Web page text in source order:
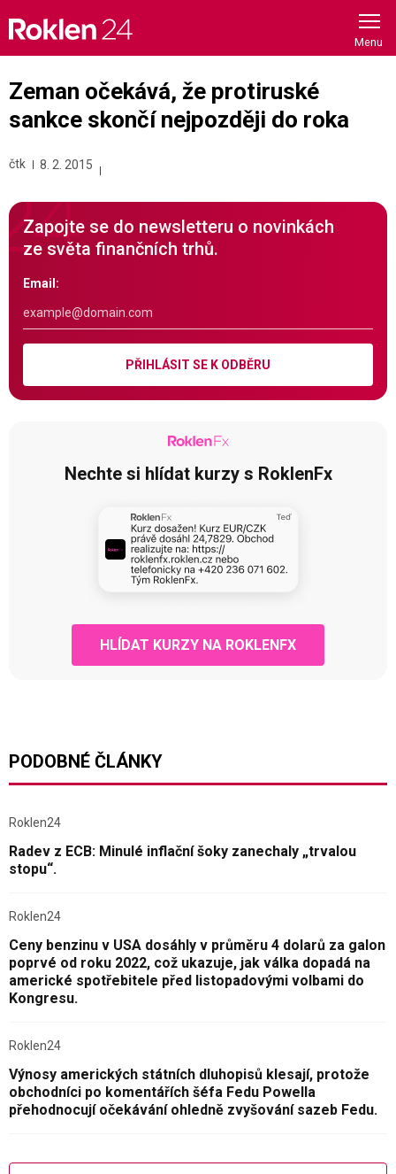
content
Zeman očekává, že protiruské
sankce skončí nejpozději do roka
čtk 8. 2. 2015
Zapojte se do newsletteru o novinkách
ze světa finančních trhů.
Email:
PŘIHLÁSIT SE K ODBĚRU
Nechte si hlídat kurzy s RoklenFx
HLÍDAT KURZY NA ROKLENFX
PODOBNÉ ČLÁNKY
Roklen24
Radev z ECB: Minulé inflační šoky zanechaly „trvalou
stopu“.
Roklen24
Ceny benzinu v USA dosáhly v průměru 4 dolarů za galon
poprvé od roku 2022, což ukazuje, jak válka dopadá na
americké spotřebitele před listopadovými volbami do
Kongresu.
Roklen24
Výnosy amerických státních dluhopisů klesají, protože
obchodníci po komentářích šéfa Fedu Powella
přehodnocují očekávání ohledně zvyšování sazeb Fedu.